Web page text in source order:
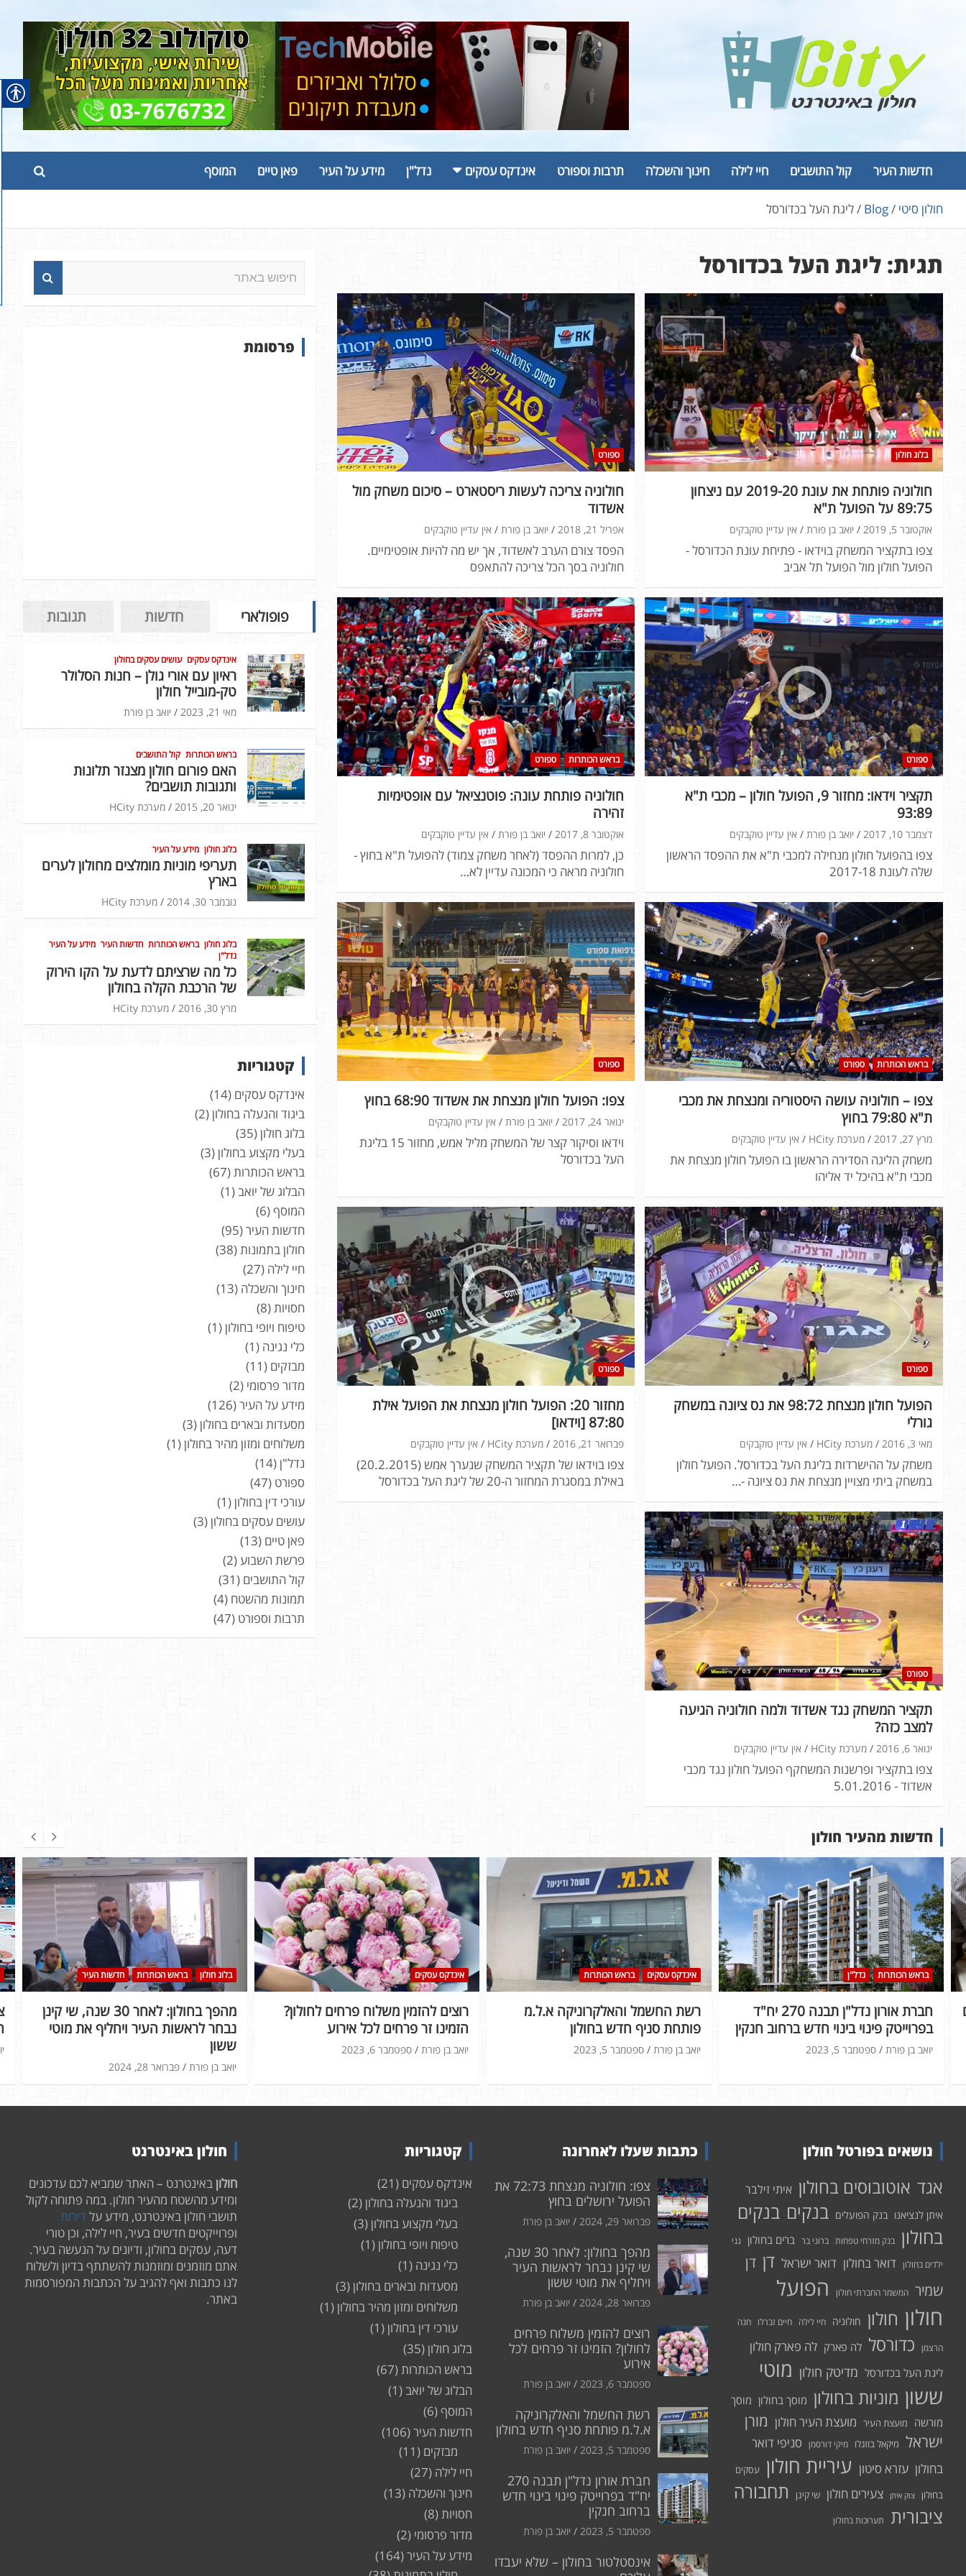
חדשות העיר קול התושבים חיי לילה חינוך והשכלה תרבות וספורט אינדקס עסקים נדל"ן מידע על העיר פאן טיים המוסף
חולון סיטי Blog ליגת העל בכדורסל
תגית: ליגת העל בכדורסל
בלוג חולון
חולוניה פותחת את עונת 2019-20 עם ניצחון
89:75 על הפועל ת"א
אוקטובר 5, 2019 יואב בן פורת אין עדיין טוקבקים
צפו בתקציר המשחק בוידאו - פתיחת עונת הכדורסל -
הפועל חולון מול הפועל תל אביב
ספורט
חולוניה צריכה לעשות ריסטארט – סיכום משחק מול
אשדוד
אפריל 21, 2018 יואב בן פורת אין עדיין טוקבקים
הפסד צורם הערב לאשדוד, אך יש מה להיות אופטימיים.
חולוניה בסך הכל צריכה להתאפס
ספורט
תקציר וידאו: מחזור 9, הפועל חולון – מכבי ת"א
93:89
דצמבר 10, 2017 יואב בן פורת אין עדיין טוקבקים
צפו בהפועל חולון מנחילה למכבי ת"א את ההפסד הראשון
שלה לעונת 2017-18
בראש הכותרות ספורט
חולוניה פותחת עונה: פוטנציאל עם אופטימיות
זהירה
אוקטובר 8, 2017 יואב בן פורת אין עדיין טוקבקים
כן, למרות ההפסד (לאחר משחק צמוד) להפועל ת"א בחוץ -
חולוניה מראה כי המכונה עדיין לא…
בראש הכותרות ספורט
צפו – חולוניה עושה היסטוריה ומנצחת את מכבי
ת"א 79:80 בחוץ
מרץ 27, 2017 מערכת HCity אין עדיין טוקבקים
משחק הליגה הסדירה הראשון בו הפועל חולון מנצחת את
מכבי ת"א בהיכל יד אליהו
ספורט
צפו: הפועל חולון מנצחת את אשדוד 68:90 בחוץ
ינואר 24, 2017 יואב בן פורת אין עדיין טוקבקים
וידאו וסיקור קצר של המשחק מליל אמש, מחזור 15 בליגת
העל בכדורסל
ספורט
הפועל חולון מנצחת 98:72 את נס ציונה במשחק
גורלי
מאי 3, 2016 מערכת HCity אין עדיין טוקבקים
משחק על ההישרדות בליגת העל בכדורסל. הפועל חולון
במשחק ביתי מצויין מנצחת את נס ציונה -…
ספורט
מחזור 20: הפועל חולון מנצחת את הפועל אילת
87:80 [וידאו]
פברואר 21, 2016 מערכת HCity אין עדיין טוקבקים
צפו בוידאו של תקציר המשחק שנערך אמש (20.2.2015)
באילת במסגרת המחזור ה-20 של ליגת העל בכדורסל
ספורט
תקציר המשחק נגד אשדוד ולמה חולוניה הגיעה
למצב כזה?
ינואר 6, 2016 מערכת HCity אין עדיין טוקבקים
צפו בתקציר ופרשנות המשחקף הפועל חולון נגד מכבי
אשדוד - 5.01.2016
פ
ש
פרסומת
פופולארי חדשות תגובות
אינדקס עסקים עושים עסקים בחולון
ראיון עם אורי גולן – חנות הסלולר
טק-מובייל חולון
מאי 21, 2023 יואב בן פורת
בראש הכותרות קול התושבים
האם פורום חולון מצנזר תלונות
ותגובות תושבים?
ינואר 20, 2015 מערכת HCity
בלוג חולון מידע על העיר
תעריפי מוניות מומלצים מחולון לערים
בארץ
נובמבר 30, 2014 מערכת HCity
בלוג חולון בראש הכותרות חדשות העיר מידע על העיר
נדל"ן
כל מה שרציתם לדעת על הקו הירוק
של הרכבת הקלה בחולון
מרץ 30, 2016 מערכת HCity
קטגוריות
אינדקס עסקים (14)
ביגוד והנעלה בחולון(2)
בלוג חולון(35)
בעלי מקצוע בחולון(3)
בראש הכותרות (67)
הבלוג של יואב (1)
המוסף(6)
חדשות העיר(95)
חולון בתמונות (38)
חיי לילה (27)
חינוך והשכלה (13)
חסויות (8)
טיפוח ויופי בחולון(1)
כלי נגינה (1)
מבזקים (11)
מדור פרסומי (2)
מידע על העיר(126)
מסעדות ובארים בחולון(3)
משלוחים ומזון מהיר בחולון(1)
נדל"ן(14)
ספורט (47)
עורכי דין בחולון(1)
עושים עסקים בחולון(3)
פאן טיים (13)
פרשת השבוע (2)
קול התושבים (31)
תמונות מהשטח (4)
תרבות וספורט (47)
חדשות מהעיר חולון
בלוג חולון בראש הכותרות חדשות העיר
מהפך בחולון: לאחר 30 שנה, שי קינן
נבחר לראשות העיר ויחליף את מוטי
ששון
פברואר 28, 2024 יואב בן פורת
אינדקס עסקים
רוצים להזמין משלוח פרחים לחולון?
הזמינו זר פרחים לכל אירוע
ספטמבר 6, 2023 יואב בן פורת
אינדקס עסקים בראש הכותרות
רשת החשמל והאלקרוניקה א.ל.מ
פותחת סניף חדש בחולון
ספטמבר 5, 2023 יואב בן פורת
בראש הכותרות נדל"ן
חברת אורון נדל"ן תבנה 270 יח"ד
בפרוייטק פינוי בינוי חדש ברחוב חנקין
ספטמבר 5, 2023 יואב בן פורת
נושאים בפורטל חולון
אגד אוטובוסים בחולון איתי זילבר
איתן לנציאנו בנק הפועלים בנקים בנקים
בחולון בנק מזרחי טפחות ברוני בר ברים בחולון גני
ילדים בחולון דואר בחולון דואר ישראל דן דן
שמיר המשמר החברתי חולון
הפועל
חולון חולון חולוניה חיי לילה חיים זברלו חנה
הרצמן כדורסל לה פארק לה פארק חולון
ליגת העל בכדורסל מדיטק חולון מוטי
ששון מוניות בחולון מוסך בחולון מוסך
מורשה
מועצת העיר מועצת העיר חולון מורן
ישראל מיקאל בוזגלו מיקי דורסמן סניפי דואר
בחולון עזרא סיטון עיריית חולון עסקים
בחולון
צוק איתן צעירים חולון שי קינן
תחבורה
ציבורית
תערוכות בחולון
כתבות שעלו לאחרונה
צפו: חולוניה מנצחת 72:73 את
הפועל ירושלים בחוץ
פברואר 29, 2024 יואב בן פורת
מהפך בחולון: לאחר 30 שנה,
שי קינן נבחר לראשות העיר
ויחליף את מוטי ששון
פברואר 28, 2024 יואב בן פורת
רוצים להזמין משלוח פרחים
לחולון? הזמינו זר פרחים לכל
אירוע
ספטמבר 6, 2023 יואב בן פורת
רשת החשמל והאלקרוניקה
א.ל.מ פותחת סניף חדש בחולון
ספטמבר 5, 2023 יואב בן פורת
חברת אורון נדל"ן תבנה 270
יח"ד בפרוייטק פינוי בינוי חדש
ברחוב חנקין
ספטמבר 5, 2023 יואב בן פורת
אינסטלטור בחולון – שלא יעבדו
קטגוריות
אינדקס עסקים (21)
ביגוד והנעלה בחולון(2)
בעלי מקצוע בחולון(3)
טיפוח ויופי בחולון(1)
כלי נגינה (1)
מסעדות ובארים בחולון(3)
משלוחים ומזון מהיר בחולון(1)
עורכי דין בחולון(1)
בלוג חולון(35)
בראש הכותרות(67)
הבלוג של יואב (1)
המוסף(6)
חדשות העיר(106)
מבזקים (11)
חיי לילה (27)
חינוך והשכלה (13)
חסויות(8)
מדור פרסומי (2)
מידע על העיר(164)
חולון באינטרנט
חולוןבאינטרנט – האתר שמביא לכם עדכונים
ומידע מהשטח מהעיר חולון. במה פתוחה לקול
תושבי חולון באינטרנט, מידע על דירות
ופרוייקטים חדשים בעיר, חיי לילה, וכן טורי
דעה, עסקים בחולון, ודיונים על הנעשה בעיר.
אתם מוזמנים ומוזמנות להשתתף בדיון ולשלוח
לנו כתבות ואף להגיב על הכתבות המפורסמות
באתר.